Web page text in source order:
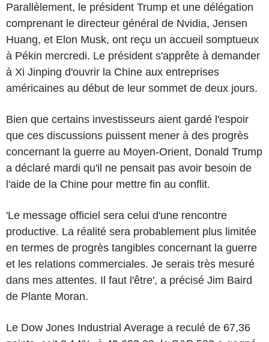
Parallèlement, le président Trump et une délégation
comprenant le directeur général de Nvidia, Jensen
Huang, et Elon Musk, ont reçu un accueil somptueux
à Pékin mercredi. Le président s'apprête à demander
à Xi Jinping d'ouvrir la Chine aux entreprises
américaines au début de leur sommet de deux jours.
Bien que certains investisseurs aient gardé l'espoir
que ces discussions puissent mener à des progrès
concernant la guerre au Moyen-Orient, Donald Trump
a déclaré mardi qu'il ne pensait pas avoir besoin de
l'aide de la Chine pour mettre fin au conflit.
'Le message officiel sera celui d'une rencontre
productive. La réalité sera probablement plus limitée
en termes de progrès tangibles concernant la guerre
et les relations commerciales. Je serais très mesuré
dans mes attentes. Il faut l'être', a précisé Jim Baird
de Plante Moran.
Le Dow Jones Industrial Average a reculé de 67,36